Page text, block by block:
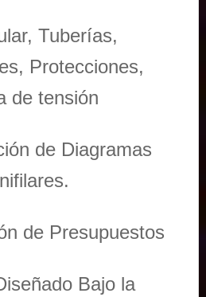
Tuberías,
Protecciones,
de tensión
de Diagramas
de Presupuestos
Bajo la